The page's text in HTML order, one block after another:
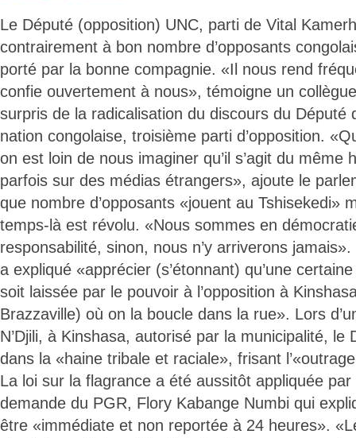
Le Député (opposition) UNC, parti de Vital
contrairement à bon nombre d’opposants
porté par la bonne compagnie. «Il nous rend
confie ouvertement à nous», témoigne un
surpris de la radicalisation du discours du Député
nation congolaise, troisième parti d’opposition.
on est loin de nous imaginer qu’il s’agit du même
parfois sur des médias étrangers», ajoute le
que nombre d’opposants «jouent au Tshisekedi»
temps-là est révolu. «Nous sommes en
responsabilité, sinon, nous n’y arriverons
a expliqué «apprécier (s’étonnant) qu’une
soit laissée par le pouvoir à l’opposition à
Brazzaville) où on la boucle dans la rue». Lors
N’Djili, à Kinshasa, autorisé par la municipalité, le
dans la «haine tribale et raciale», frisant
La loi sur la flagrance a été aussitôt appliquée
demande du PGR, Flory Kabange Numbi qui
être «immédiate et non reportée à 24 heures».